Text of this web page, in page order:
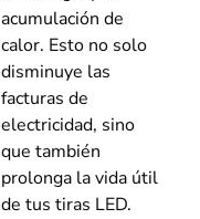
acumulación de
calor. Esto no solo
disminuye las
facturas de
electricidad, sino
que también
prolonga la vida útil
de tus tiras LED.